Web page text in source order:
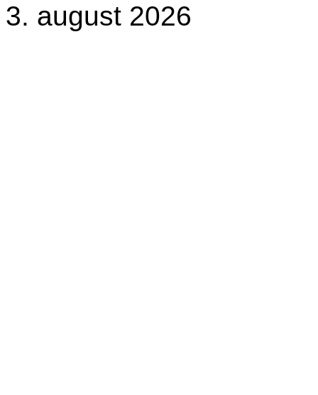
3. august 2026